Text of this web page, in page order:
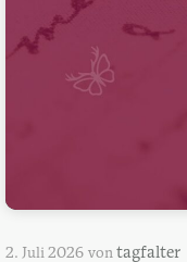
2. Juli 2026 von tagfalter